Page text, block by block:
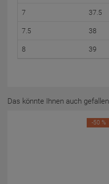
7 37.5
7.5 38
8 39
Das könnte Ihnen auch gefallen
-50 %